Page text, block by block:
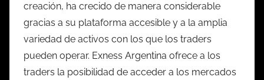
creación, ha crecido de manera considerable
gracias a su plataforma accesible y a la amplia
variedad de activos con los que los traders
pueden operar. Exness Argentina ofrece a los
traders la posibilidad de acceder a los mercados